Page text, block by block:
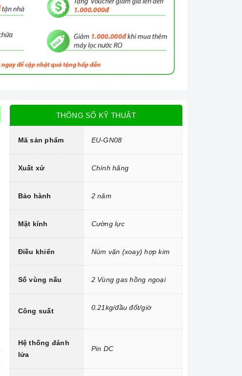
THÔNG SỐ KỸ THUẬT
Mã sản phẩm EU-GN08
Xuất xứ Chính hãng
Bảo hành 2 năm
Mặt kính Cường lực
Điều khiển Núm vặn (xoay) hợp kim
Số vùng nấu 2 Vùng gas hồng ngoại
Công suất 0.21kg/đầu đốt/giờ
Hệ thống đánh
lửa
Pin DC